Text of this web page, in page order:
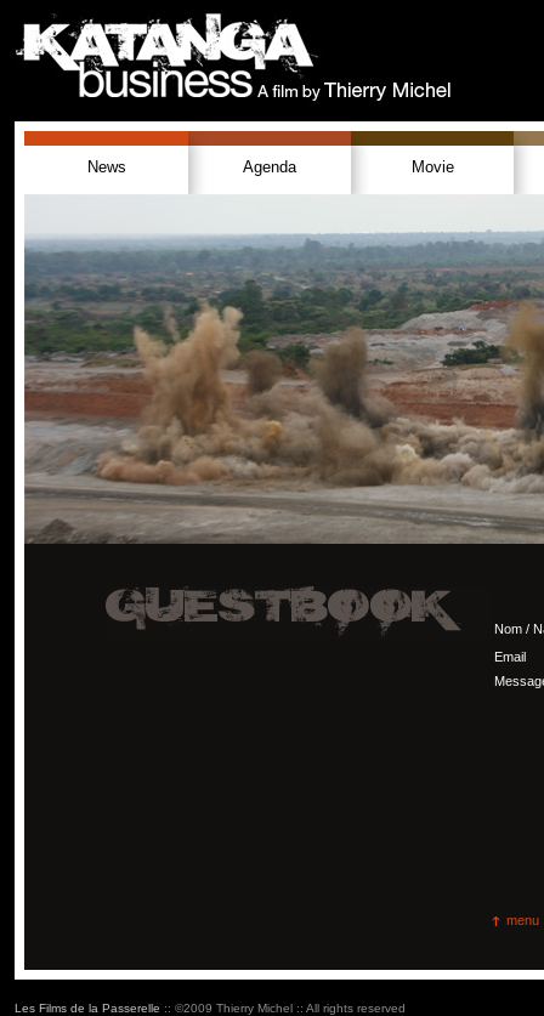
News Agenda Movie
Nom /
Email
menu
Les Films de la Passerelle :: ©2009 Thierry Michel :: All rights reserved